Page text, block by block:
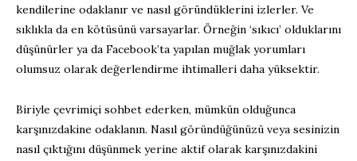
kendilerine odaklanır ve nasıl göründüklerini izlerler. Ve
sıklıkla da en kötüsünü varsayarlar. Örneğin ‘sıkıcı’ olduklarını
düşünürler ya da Facebook’ta yapılan muğlak yorumları
olumsuz olarak değerlendirme ihtimalleri daha yüksektir.
Biriyle çevrimiçi sohbet ederken, mümkün olduğunca
karşınızdakine odaklanın. Nasıl göründüğünüzü veya sesinizin
nasıl çıktığını düşünmek yerine aktif olarak karşınızdakini